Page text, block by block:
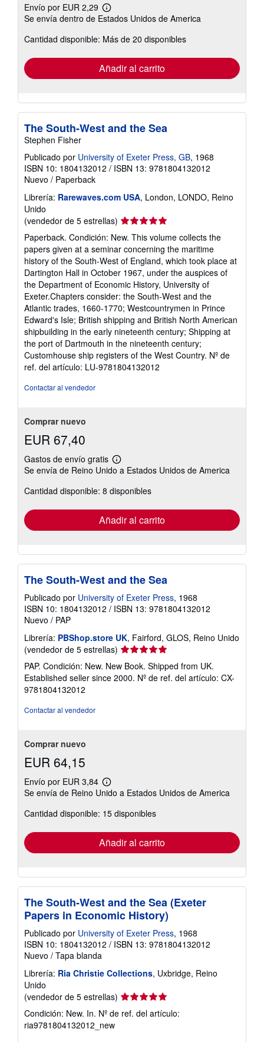
Envío por EUR 2,29
Más
información
las
envío
Se envía dentro de Estados Unidos de America
Cantidad disponible: Más de 20 disponibles
Añadir al carrito
The South-West and the Sea
Stephen Fisher
Publicado por University of Exeter Press, GB, 1968
ISBN 10: 1804132012 / ISBN 13: 9781804132012
Nuevo / Paperback
Librería: Rarewaves.com USA, London, LONDO, Reino
Unido
(vendedor de 5 estrellas) Calificación
vendedor:
5
de
estrellas
Paperback. Condición: New. This volume collects the
papers given at a seminar concerning the maritime
history of the South-West of England, which took place at
Dartington Hall in October 1967, under the auspices of
the Department of Economic History, University of
Exeter.Chapters consider: the South-West and the
Atlantic trades, 1660-1770; Westcountrymen in Prince
Edward's Isle; British shipping and British North American
shipbuilding in the early nineteenth century; Shipping at
the port of Dartmouth in the nineteenth century;
Customhouse ship registers of the West Country. Nº de
ref. del artículo: LU-9781804132012
Contactar al vendedor
Comprar nuevo
EUR 67,40
Gastos de envío gratis
Más
información
las
tarifas
envío
Se envía de Reino Unido a Estados Unidos de America
Cantidad disponible: 8 disponibles
Añadir al carrito
The South-West and the Sea
Publicado por University of Exeter Press, 1968
ISBN 10: 1804132012 / ISBN 13: 9781804132012
Nuevo / PAP
Librería: PBShop.store UK, Fairford, GLOS, Reino Unido
(vendedor de 5 estrellas) Calificación
del
vendedor:
5
PAP. Condición: New. New Book. Shipped from UK.
Established seller since 2000. Nº de ref. del artículo: CX-
9781804132012
Contactar al vendedor
Comprar nuevo
EUR 64,15
Envío por EUR 3,84
Más
información
las
tarifas
envío
Se envía de Reino Unido a Estados Unidos de America
Cantidad disponible: 15 disponibles
Añadir al carrito
The South-West and the Sea (Exeter
Papers in Economic History)
Publicado por University of Exeter Press, 1968
ISBN 10: 1804132012 / ISBN 13: 9781804132012
Nuevo / Tapa blanda
Librería: Ria Christie Collections, Uxbridge, Reino
Unido
(vendedor de 5 estrellas) Calificación
del
vendedor:
Condición: New. In. Nº de ref. del artículo:
ria9781804132012_new